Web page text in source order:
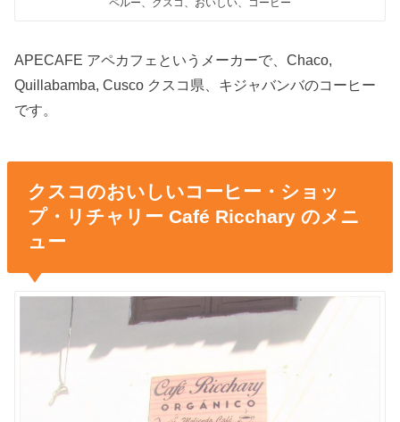
APECAFE アペカフェというメーカーで、Chaco,
Quillabamba, Cusco クスコ県、キジャバンバのコーヒー
です。
クスコのおいしいコーヒー・ショッ
プ・リチャリー Café Ricchary のメニ
ュー